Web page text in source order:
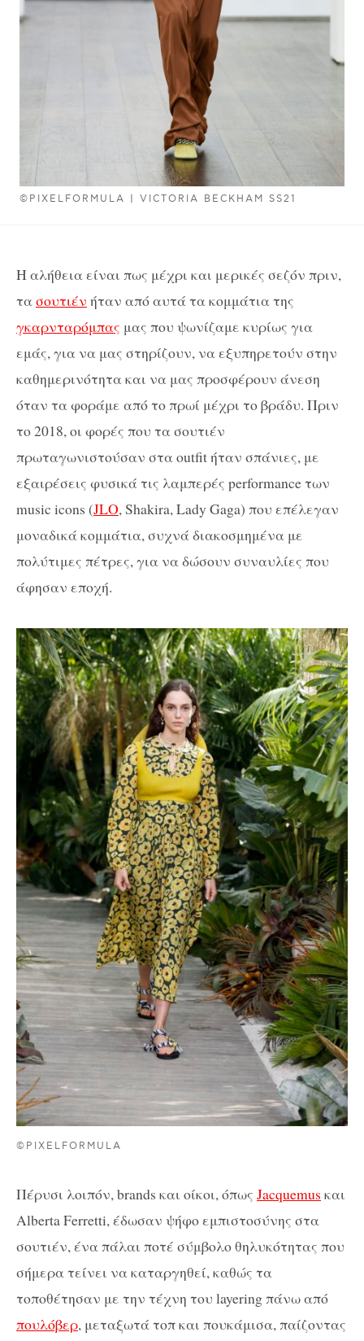
©PIXELFORMULA | VICTORIA BECKHAM SS21
Η αλήθεια είναι πως μέχρι και μερικές σεζόν πριν,
τασουτιέν ήταν από αυτά τα κομμάτια της
γκαρνταρόμπας μας που ψωνίζαμε κυρίως για
εμάς, για να μας στηρίζουν, να εξυπηρετούν στην
καθημερινότητα και να μας προσφέρουν άνεση
όταν τα φοράμε από το πρωί μέχρι το βράδυ. Πριν
το 2018, οι φορές που τα σουτιέν
πρωταγωνιστούσαν στα outfit ήταν σπάνιες, με
εξαιρέσεις φυσικά τις λαμπερές performance των
music icons (JLO, Shakira, Lady Gaga) που επέλεγαν
μοναδικά κομμάτια, συχνά διακοσμημένα με
πολύτιμες πέτρες, για να δώσουν συναυλίες που
άφησαν εποχή.
©PIXELFORMULA
Πέρυσι λοιπόν, brands και οίκοι, όπως Jacquemus και
Alberta Ferretti, έδωσαν ψήφο εμπιστοσύνης στα
σουτιέν, ένα πάλαι ποτέ σύμβολο θηλυκότητας που
σήμερα τείνει να καταργηθεί, καθώς τα
τοποθέτησαν με την τέχνη του layering πάνω από
πουλόβερ, μεταξωτά τοπ και πουκάμισα, παίζοντας